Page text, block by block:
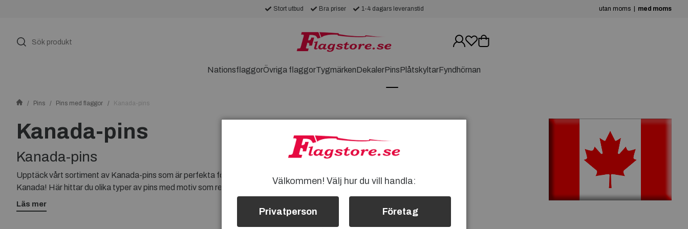
utan moms med moms
Stort utbud Bra priser 1-4 dagars leveranstid
NationsflaggorÖvriga flaggorTygmärkenDekalerPinsPlåtskyltarFyndhörnan
Pins Pins med flaggor Kanada-pins
Kanada-pins
Kanada-pins
Upptäck vårt sortiment av Kanada-pins som är perfekta för samlare, entusiaster och alla som älskar
Kanada! Här hittar du olika typer av pins med motiv som representerar Kanada på ett stilfullt sätt.
Lägg till dessa pins i din samling eller fäst dem på din klädsel för att visa upp din kärlek till detta vackra
land.
Läs mer
Välkommen! Välj hur du vill handla:
Privatperson Företag